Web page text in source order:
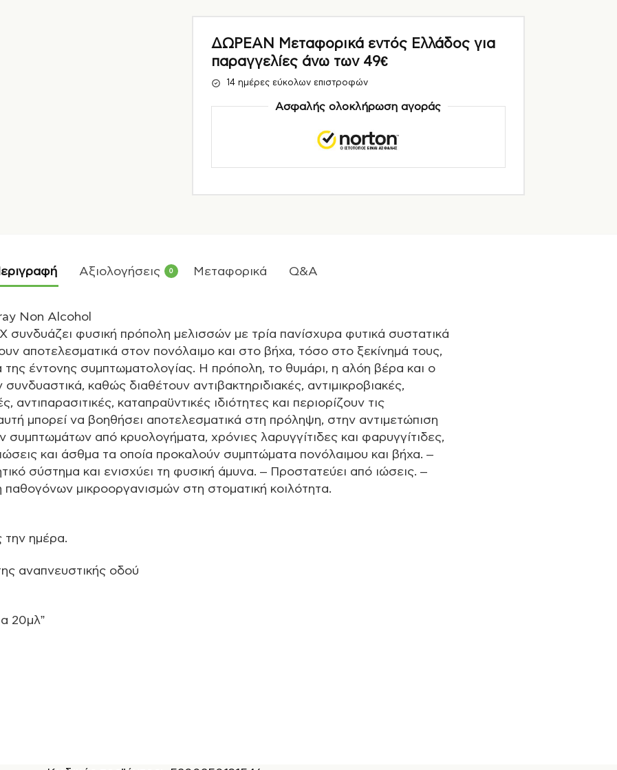
ΔΩΡΕΑΝ Μεταφορικά εντός Ελλάδος για
παραγγελίες άνω των 49€
14 ημέρες εύκολων επιστροφών
Ασφαλής ολοκλήρωση αγοράς
Αξιολογήσεις 0 Μεταφορικά Q&A
Non Alcohol
συνδυάζει φυσική πρόπολη μελισσών με τρία πανίσχυρα φυτικά συστατικά
αποτελεσματικά στον πονόλαιμο και στο βήχα, τόσο στο ξεκίνημά τους,
της έντονης συμπτωματολογίας. Η πρόπολη, το θυμάρι, η αλόη βέρα και ο
καθώς διαθέτουν αντιβακτηριδιακές, αντιμικροβιακές,
αντιπαρασιτικές, καταπραϋντικές ιδιότητες και περιορίζουν τις
μπορεί να βοηθήσει αποτελεσματικά στη πρόληψη, στην αντιμετώπιση
συμπτωμάτων από κρυολογήματα, χρόνιες λαρυγγίτιδες και φαρυγγίτιδες,
και άσθμα τα οποία προκαλούν συμπτώματα πονόλαιμου και βήχα. –
σύστημα και ενισχύει τη φυσική άμυνα. – Προστατεύει από ιώσεις. –
παθογόνων μικροοργανισμών στη στοματική κοιλότητα.
ημέρα.
αναπνευστικής οδού
20μλ”